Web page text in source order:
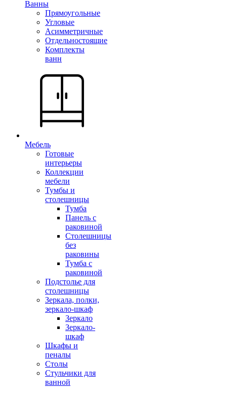
Ванны
Прямоугольные
Угловые
Асимметричные
Отдельностоящие
Комплекты
ванн
Мебель
Готовые
интерьеры
Коллекции
мебели
Тумбы и
столешницы
Тумба
Панель с
раковиной
Столешницы
без
раковины
Тумба с
раковиной
Подстолье для
столешницы
Зеркала, полки,
зеркало-шкаф
Зеркало
Зеркало-
шкаф
Шкафы и
пеналы
Столы
Стульчики для
ванной